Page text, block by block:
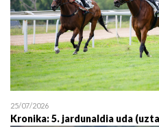
25/07/2026
Kronika: 5. jardunaldia uda